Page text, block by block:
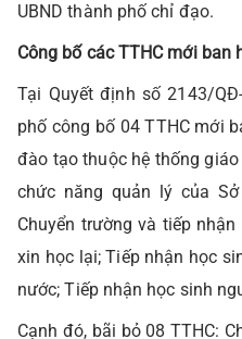
UBND thành phố chỉ đạo.
Công bố các TTHC mới ban
Tại Quyết định số 2143/
phố công bố 04 TTHC mới
đào tạo thuộc hệ thống
chức năng quản lý của
Chuyển trường và tiếp
xin học lại; Tiếp nhận học
nước; Tiếp nhận học sinh
Cạnh đó, bãi bỏ 08 TTHC: